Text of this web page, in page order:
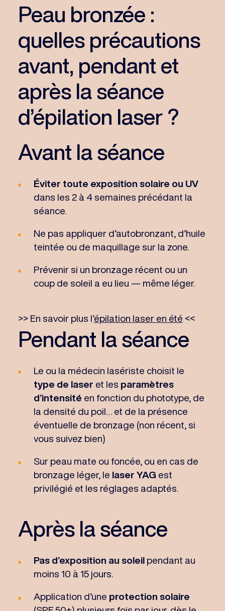
Peau bronzée :
quelles précautions
avant, pendant et
après la séance
d’épilation laser ?
Avant la séance
Éviter toute exposition solaire ou UV
dans les 2 à 4 semaines précédant la
séance.
Ne pas appliquer d’autobronzant, d’huile
teintée ou de maquillage sur la zone.
Prévenir si un bronzage récent ou un
coup de soleil a eu lieu — même léger.
>> En savoir plus l’épilation laser en été <<
Pendant la séance
Le ou la médecin lasériste choisit le
type de laser et les paramètres
d’intensité en fonction du phototype, de
la densité du poil… et de la présence
éventuelle de bronzage (non récent, si
vous suivez bien)
Sur peau mate ou foncée, ou en cas de
bronzage léger, le laser YAG est
privilégié et les réglages adaptés.
Après la séance
Pas d’exposition au soleilpendant au
moins 10 à 15 jours.
Application d’une protection solaire